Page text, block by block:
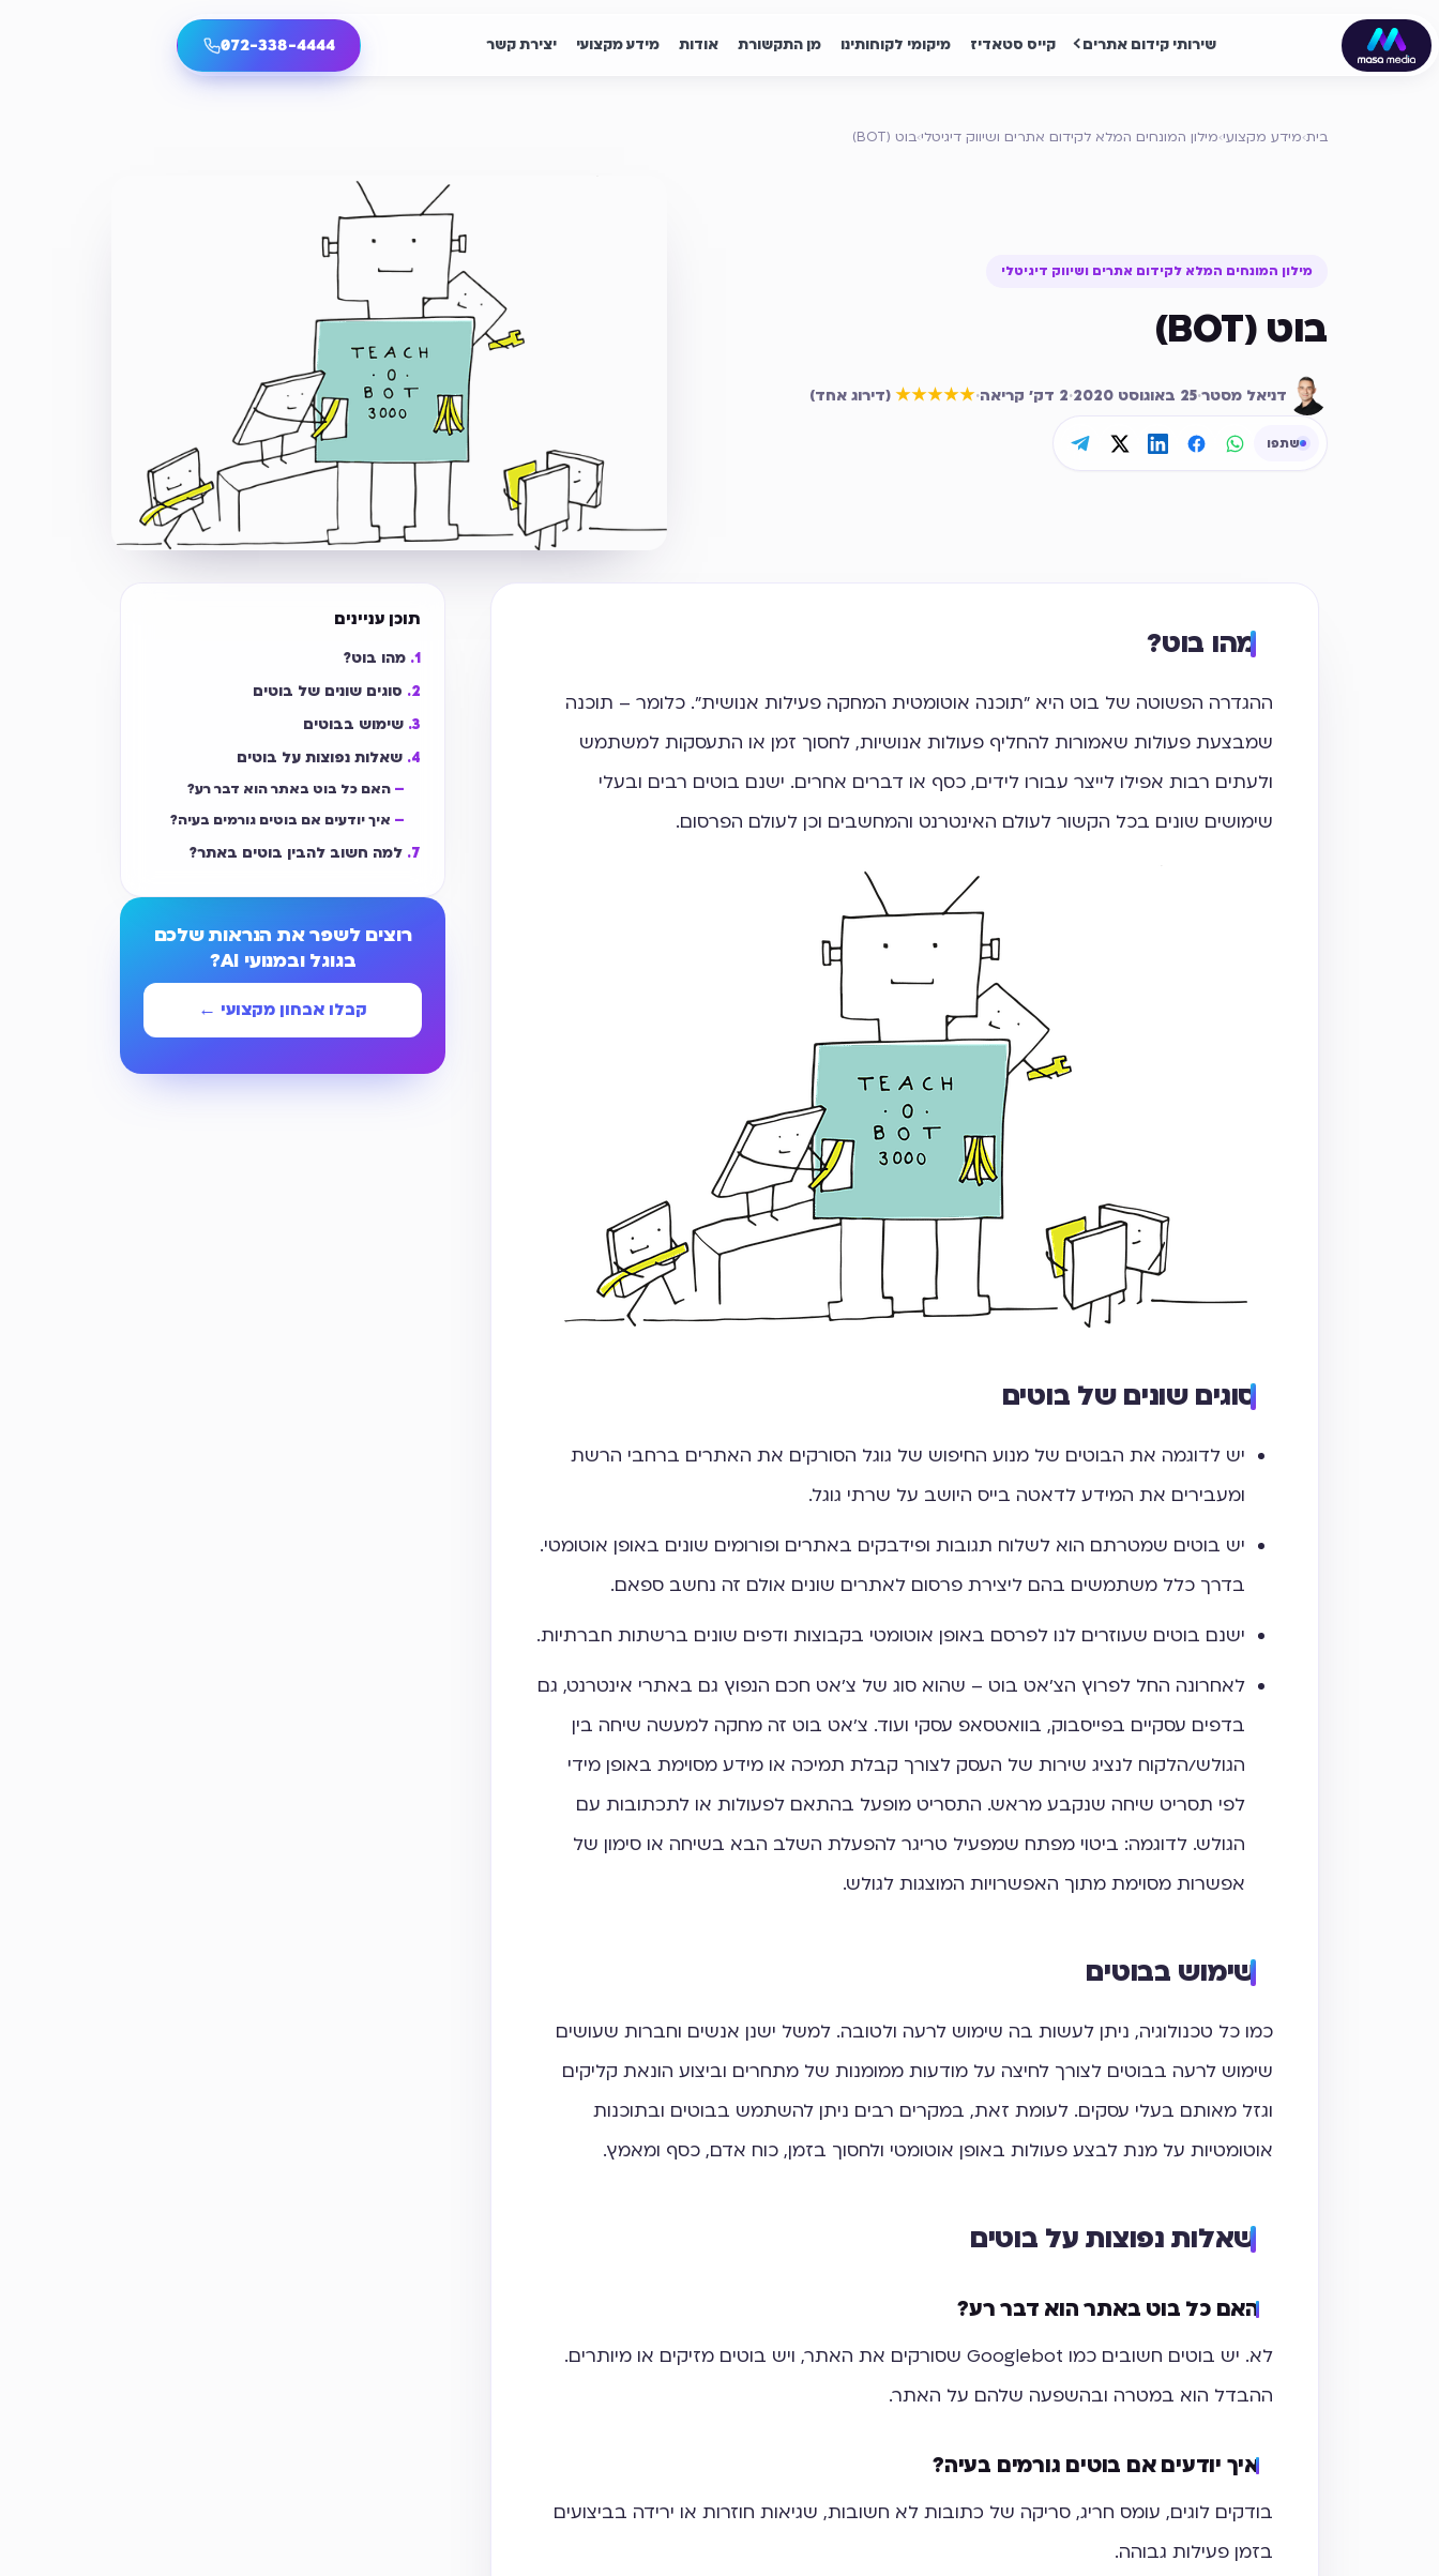
שירותי קידום אתרים קייס סטאדיז מיקומי לקוחותינו מן התקשורת אודות מידע מקצועי יצירת קשר 072-338-4444
בית›מידע מקצועי›מילון המונחים המלא לקידום אתרים ושיווק דיגיטלי›בוט (BOT)
מילון המונחים המלא לקידום אתרים ושיווק דיגיטלי
בוט (BOT)
דניאל מסטר·25 באוגוסט 2020 ·
2 דק׳ קריאה·
★★★★★
(דירוג אחד)
שתפו
מהו בוט?
ההגדרה הפשוטה של בוט היא "תוכנה אוטומטית המחקה פעילות אנושית". כלומר – תוכנה
שמבצעת פעולות שאמורות להחליף פעולות אנושיות, לחסוך זמן או התעסקות למשתמש
ולעתים רבות אפילו לייצר עבורו לידים, כסף או דברים אחרים. ישנם בוטים רבים ובעלי
שימושים שונים בכל הקשור לעולם האינטרנט והמחשבים וכן לעולם הפרסום.
סוגים שונים של בוטים
יש לדוגמה את הבוטים של מנוע החיפוש של גוגל הסורקים את האתרים ברחבי הרשת
ומעבירים את המידע לדאטה בייס היושב על שרתי גוגל.
יש בוטים שמטרתם הוא לשלוח תגובות ופידבקים באתרים ופורומים שונים באופן אוטומטי.
בדרך כלל משתמשים בהם ליצירת פרסום לאתרים שונים אולם זה נחשב ספאם.
ישנם בוטים שעוזרים לנו לפרסם באופן אוטומטי בקבוצות ודפים שונים ברשתות חברתיות.
לאחרונה החל לפרוץ הצ'אט בוט – שהוא סוג של צ'אט חכם הנפוץ גם באתרי אינטרנט, גם
בדפים עסקיים בפייסבוק, בוואטסאפ עסקי ועוד. צ'אט בוט זה מחקה למעשה שיחה בין
הגולש/הלקוח לנציג שירות של העסק לצורך קבלת תמיכה או מידע מסוימת באופן מידי
לפי תסריט שיחה שנקבע מראש. התסריט מופעל בהתאם לפעולות או לתכתובות עם
הגולש. לדוגמה: ביטוי מפתח שמפעיל טריגר להפעלת השלב הבא בשיחה או סימון של
אפשרות מסוימת מתוך האפשרויות המוצגות לגולש.
שימוש בבוטים
כמו כל טכנולוגיה, ניתן לעשות בה שימוש לרעה ולטובה. למשל ישנן אנשים וחברות שעושים
שימוש לרעה בבוטים לצורך לחיצה על מודעות ממומנות של מתחרים וביצוע הונאת קליקים
וגזל מאותם בעלי עסקים. לעומת זאת, במקרים רבים ניתן להשתמש בבוטים ובתוכנות
אוטומטיות על מנת לבצע פעולות באופן אוטומטי ולחסוך בזמן, כוח אדם, כסף ומאמץ.
שאלות נפוצות על בוטים
האם כל בוט באתר הוא דבר רע?
לא. יש בוטים חשובים כמו Googlebot שסורקים את האתר, ויש בוטים מזיקים או מיותרים.
ההבדל הוא במטרה ובהשפעה שלהם על האתר.
איך יודעים אם בוטים גורמים בעיה?
בודקים לוגים, עומס חריג, סריקה של כתובות לא חשובות, שגיאות חוזרות או ירידה בביצועים
בזמן פעילות גבוהה.
תוכן עניינים
מהו בוט?
סוגים שונים של בוטים
שימוש בבוטים
שאלות נפוצות על בוטים
האם כל בוט באתר הוא דבר רע?
איך יודעים אם בוטים גורמים בעיה?
למה חשוב להבין בוטים באתר?
רוצים לשפר את הנראות שלכם
בגוגל ובמנועי AI?
קבלו אבחון מקצועי ←